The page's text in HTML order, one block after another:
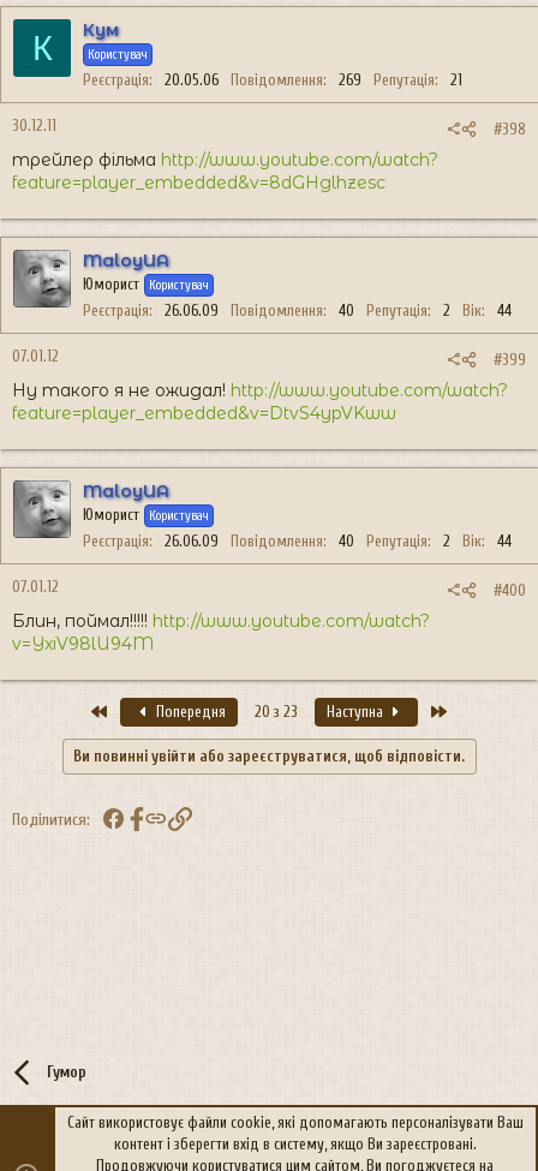
К Кум
Користувач
Реєстрація 20.05.06 Повідомлення 269 Репутація 21
30.12.11 #398
трейлер фільма http://www.youtube.com/watch?
feature=player_embedded&v=8dGHglhzesc
MaloyUA
Юморист Користувач
Реєстрація 26.06.09 Повідомлення 40 Репутація 2 Вік 44
07.01.12 #399
Ну такого я не ожидал! http://www.youtube.com/watch?
feature=player_embedded&v=DtvS4ypVKww
MaloyUA
Юморист Користувач
Реєстрація 26.06.09 Повідомлення 40 Репутація 2 Вік 44
07.01.12 #400
Блин, поймал!!!!! http://www.youtube.com/watch?
v=YxiV98lU94M
Перший Попередня 20 з 23 Наступна
Ви повинні увійти або зареєструватися, щоб відповісти.
Поділитися: FacebookПосилання
Гумор
Політика конфіденційності Дoпoмoга
Сайт використовує файли cookie, які допомагають персоналізувати Ваш
контент і зберегти вхід в систему, якщо Ви зареєстровані.
Продовжуючи користуватися цим сайтом, Ви погоджуєтеся на